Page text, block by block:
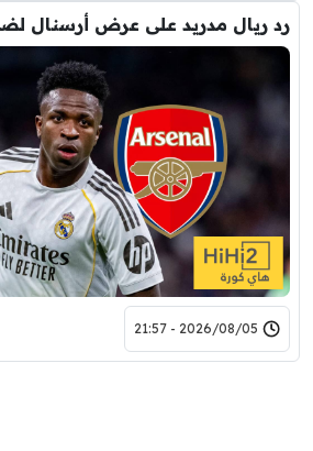
رد ريال مدريد على عرض أرسنال
2026/08/05 - 21:57